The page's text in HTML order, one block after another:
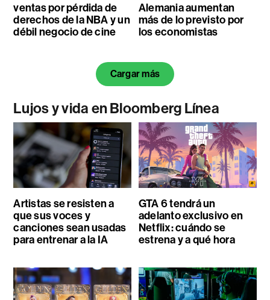
ventas por pérdida de
derechos de la NBA y un
débil negocio de cine
Alemania aumentan
más de lo previsto por
los economistas
Cargar más
Lujos y vida en Bloomberg Línea
Artistas se resisten a
que sus voces y
canciones sean usadas
para entrenar a la IA
GTA 6 tendrá un
adelanto exclusivo en
Netflix: cuándo se
estrena y a qué hora